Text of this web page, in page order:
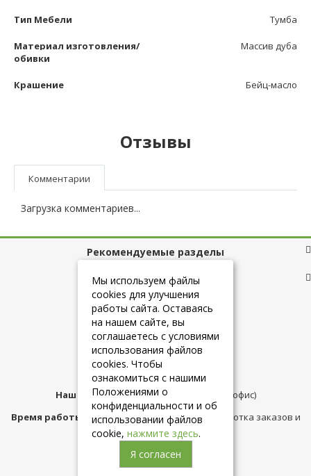
Тип Мебели Тумба
Материал изготовления/
обивки
Массив дуба
Крашение Бейц-масло
Отзывы
Комментарии
Загрузка комментариев...
Рекомендуемые разделы
Полезные ссылки
+7 (925) 084-10-60
Наш адрес:Москва,ул.Плещеева д.12 (офис)
Время работы магазина:с 10:00 до 21:00 (обработка заказов и
консультация)
Мы используем файлы
cookies для улучшения
работы сайта. Оставаясь
на нашем сайте, вы
соглашаетесь с условиями
использования файлов
cookies. Чтобы
ознакомиться с нашими
Положениями о
конфиденциальности и об
использовании файлов
cookie, нажмите здесь.
Я согласен